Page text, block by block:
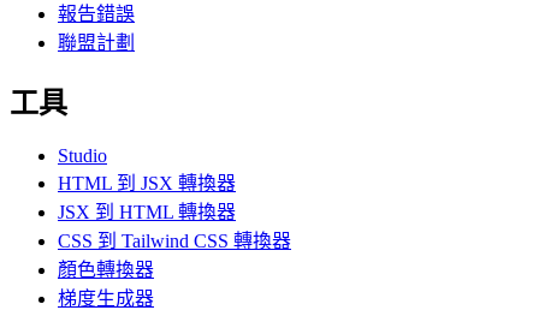
報告錯誤
聯盟計劃
工具
Studio
HTML 到 JSX 轉換器
JSX 到 HTML 轉換器
CSS 到 Tailwind CSS 轉換器
顏色轉換器
梯度生成器